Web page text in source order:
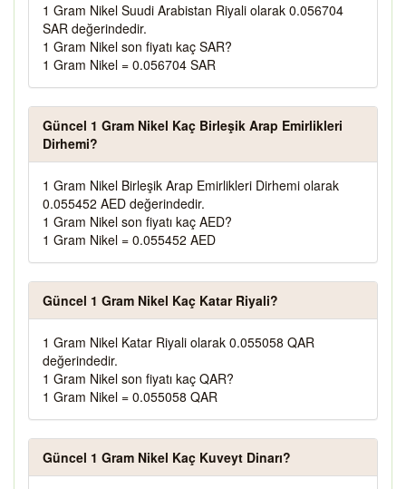
1 Gram Nikel Suudi Arabistan Riyali olarak 0.056704
SAR değerindedir.
1 Gram Nikel son fiyatı kaç SAR?
1 Gram Nikel = 0.056704 SAR
Güncel 1 Gram Nikel Kaç Birleşik Arap Emirlikleri
Dirhemi?
1 Gram Nikel Birleşik Arap Emirlikleri Dirhemi olarak
0.055452 AED değerindedir.
1 Gram Nikel son fiyatı kaç AED?
1 Gram Nikel = 0.055452 AED
Güncel 1 Gram Nikel Kaç Katar Riyali?
1 Gram Nikel Katar Riyali olarak 0.055058 QAR
değerindedir.
1 Gram Nikel son fiyatı kaç QAR?
1 Gram Nikel = 0.055058 QAR
Güncel 1 Gram Nikel Kaç Kuveyt Dinarı?